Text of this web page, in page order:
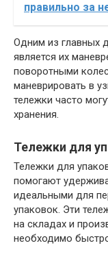
правильно за
Одним из главных
является их
поворотными
маневрировать в
тележки часто
хранения.
Тележки для
Тележки для
помогают
идеальными для
упаковок. Эти
на складах и
необходимо